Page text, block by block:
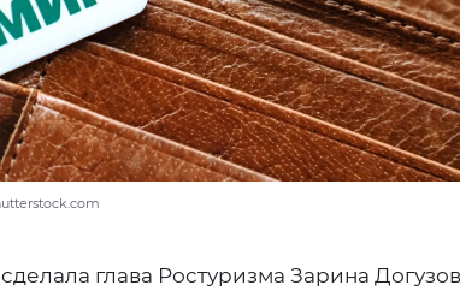
глава Ростуризма Зарина